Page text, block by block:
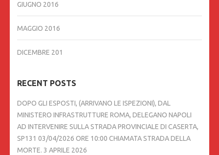
GIUGNO 2016
MAGGIO 2016
DICEMBRE 201
RECENT POSTS
DOPO GLI ESPOSTI, (ARRIVANO LE ISPEZIONI), DAL
MINISTERO INFRASTRUTTURE ROMA, DELEGANO NAPOLI
AD INTERVENIRE SULLA STRADA PROVINCIALE DI CASERTA,
SP131 03/04/2026 ORE 10:00 CHIAMATA STRADA DELLA
MORTE. 3 APRILE 2026